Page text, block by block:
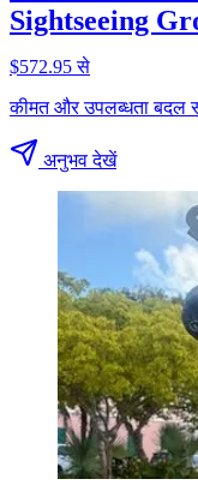
Sightseeing
$572.95 से
कीमत और उपलब्धता बदल
अनुभव देखें